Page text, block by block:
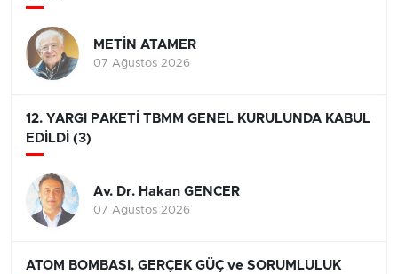
METİN ATAMER
07 Ağustos 2026
12. YARGI PAKETİ TBMM GENEL KURULUNDA KABUL
EDİLDİ (3)
Av. Dr. Hakan GENCER
07 Ağustos 2026
ATOM BOMBASI, GERÇEK GÜÇ ve SORUMLULUK